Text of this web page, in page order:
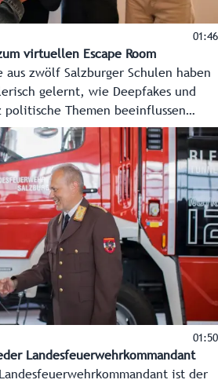
01:46
virtuellen Escape Room
aus zwölf Salzburger Schulen haben
gelernt, wie Deepfakes und
Themen beeinflussen
EU-Wahl am 9. Juni eine wichtige
dafür das Augmented-Reality-
01:50
Landesfeuerwehrkommandant
ist der